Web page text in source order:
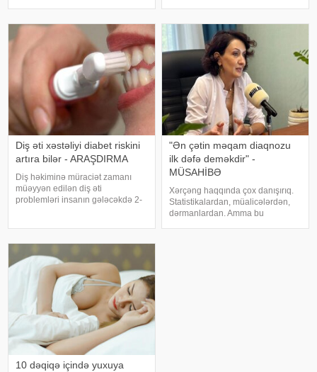
rəngarəng yuxular bəzən də
cinsəlikl
tez-tez təkrarlanır, çox olursa və
ya çətin dayanırsa, mütlə
Diş əti xəstəliyi diabet riskini
artıra bilər - ARAŞDIRMA
Diş həkiminə müraciət zamanı
müəyyən edilən diş əti
problemləri insanın gələcəkdə 2-
Health" jurnalında dərc olunan v
"Ən çətin məqam diaqnozu
ilk dəfə deməkdir" -
MÜSAHİBƏ
Xərçəng haqqında çox danışırıq.
Statistikalardan, müalicələrdən,
dərmanlardan. Amma bu
10 dəqiqə içində yuxuya